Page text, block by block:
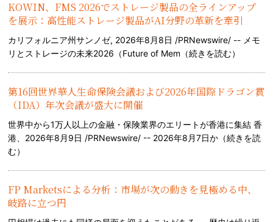
KOWIN、FMS 2026でストレージ製品の全ラインアップ
を展示：高性能ストレージ製品がAI分野の革新を牽引
カリフォルニア州サンノゼ, 2026年8月8日 /PRNewswire/ -- メモ
リとストレージの未来2026（Future of Mem（続きを読む）
第16回世界華人生命保険会議および2026年国際ドラゴン賞
（IDA）年次会議が盛大に開催
世界中から1万人以上の金融・保険業界のエリートが香港に集結 香
港、2026年8月9日 /PRNewswire/ -- 2026年8月7日か（続きを読
む）
FP Marketsによる分析：市場が次の動きを見極める中、
岐路に立つ円